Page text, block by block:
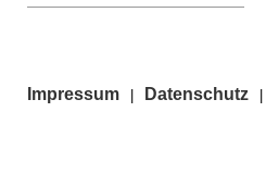
Impressum Datenschutz